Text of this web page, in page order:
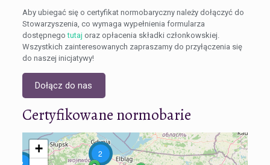
Aby ubiegać się o certyfikat normobaryczny należy dołączyć do
Stowarzyszenia, co wymaga wypełnienia formularza
dostępnegotutaj oraz opłacenia składki członkowskiej.
Wszystkich zainteresowanych zapraszamy do przyłączenia się
do naszej inicjatywy!
Dołącz do nas
Certyfikowane normobarie
2
+